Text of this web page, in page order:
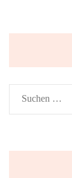
Suchen
nach: